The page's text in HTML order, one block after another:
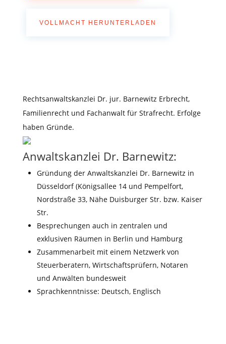
VOLLMACHT HERUNTERLADEN
Rechtsanwaltskanzlei Dr. jur. Barnewitz Erbrecht,
Familienrecht und Fachanwalt für Strafrecht. Erfolge
haben Gründe.
Anwaltskanzlei Dr. Barnewitz:
Gründung der Anwaltskanzlei Dr. Barnewitz in
Düsseldorf (Königsallee 14 und Pempelfort,
Nordstraße 33, Nähe Duisburger Str. bzw. Kaiser
Str.
Besprechungen auch in zentralen und
exklusiven Räumen in Berlin und Hamburg
Zusammenarbeit mit einem Netzwerk von
Steuerberatern, Wirtschaftsprüfern, Notaren
und Anwälten bundesweit
Sprachkenntnisse: Deutsch, Englisch